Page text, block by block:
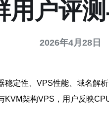
用户评
2026年4月28日
定性、VPS性能、域名解
架构VPS，用户反映